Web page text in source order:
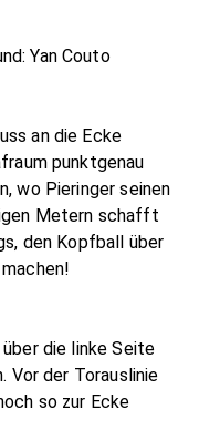
Yan Couto
an die Ecke
punktgenau
wo Pieringer seinen
Metern schafft
den Kopfball über
die linke Seite
Vor der Torauslinie
so zur Ecke